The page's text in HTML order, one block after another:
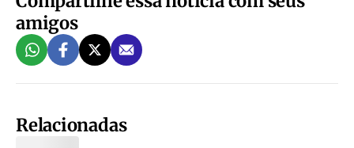
amigos
Relacionadas